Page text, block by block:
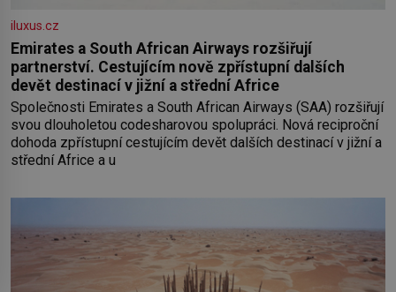
iluxus.cz
Emirates a South African Airways rozšiřují
partnerství. Cestujícím nově zpřístupní dalších
devět destinací v jižní a střední Africe
Společnosti Emirates a South African Airways (SAA) rozšiřují
svou dlouholetou codesharovou spolupráci. Nová reciproční
dohoda zpřístupní cestujícím devět dalších destinací v jižní a
střední Africe a u